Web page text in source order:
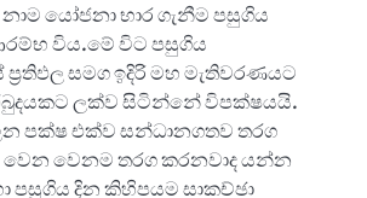
නාම යෝජනා භාර ගැනීම පසුගිය
විය.මේ විට පසුගිය
සමග ඉදිරි මහ මැතිවරණයට
ලක්ව සිටින්නේ විපක්ෂයයි.
පක්ෂ එක්ව සන්ධානගතව තරග
වෙන වෙනම තරග කරනවාද යන්න
පසුගිය දින කිහිපයම සාකච්ඡා